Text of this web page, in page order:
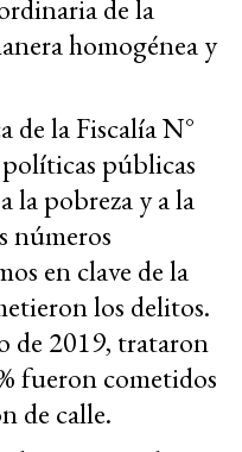
de la
homogénea y
de la Fiscalía N°
públicas
la pobreza y a la
números
en clave de la
los delitos.
de 2019, trataron
fueron cometidos
de calle.